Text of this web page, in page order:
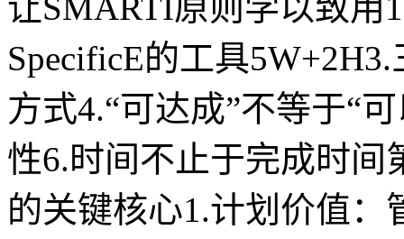
SpecificE的工具
方式4.“可达成”不等于“
性6.时间不止于完成时
的关键核心1.计划价值